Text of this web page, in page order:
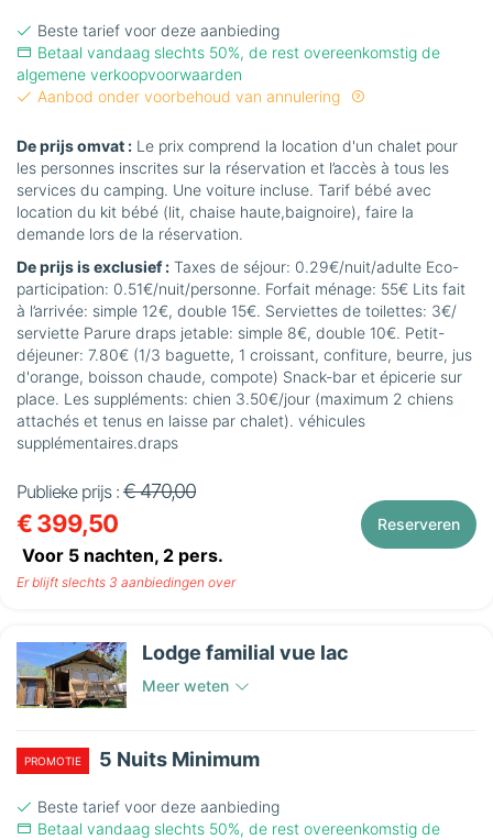
Beste tarief voor deze aanbieding
Betaal vandaag slechts 50%, de rest overeenkomstig de
algemene verkoopvoorwaarden
Aanbod onder voorbehoud van annulering
De prijs omvat : Le prix comprend la location d'un chalet pour
les personnes inscrites sur la réservation et l’accès à tous les
services du camping. Une voiture incluse. Tarif bébé avec
location du kit bébé (lit, chaise haute,baignoire), faire la
demande lors de la réservation.
De prijs is exclusief : Taxes de séjour: 0.29€/nuit/adulte Eco-
participation: 0.51€/nuit/personne. Forfait ménage: 55€ Lits fait
à l’arrivée: simple 12€, double 15€. Serviettes de toilettes: 3€/
serviette Parure draps jetable: simple 8€, double 10€. Petit-
déjeuner: 7.80€ (1/3 baguette, 1 croissant, confiture, beurre, jus
d'orange, boisson chaude, compote) Snack-bar et épicerie sur
place. Les suppléments: chien 3.50€/jour (maximum 2 chiens
attachés et tenus en laisse par chalet). véhicules
supplémentaires.draps
Publieke prijs : € 470,00
€ 399,50
Voor 5 nachten, 2 pers.
Reserveren
Er blijft slechts 3 aanbiedingen over
Lodge familial vue lac
Meer weten
PROMOTIE 5 Nuits Minimum
Beste tarief voor deze aanbieding
Betaal vandaag slechts 50%, de rest overeenkomstig de